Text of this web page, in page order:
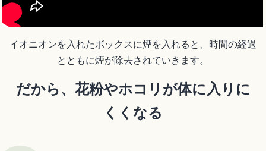
イオニオンを入れたボックスに煙を入れると、時間の経過
とともに煙が除去されていきます。
だから、花粉やホコリが体に入りに
くくなる